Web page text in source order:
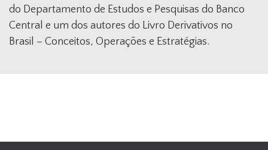
do Departamento de Estudos e Pesquisas do Banco
Central e um dos autores do Livro Derivativos no
Brasil – Conceitos, Operações e Estratégias.